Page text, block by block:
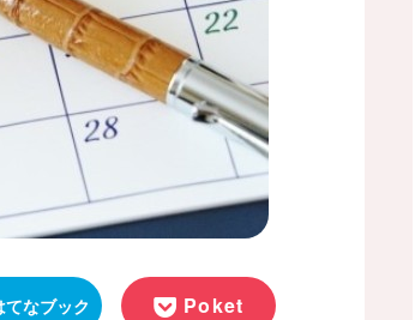
てなブック Poket